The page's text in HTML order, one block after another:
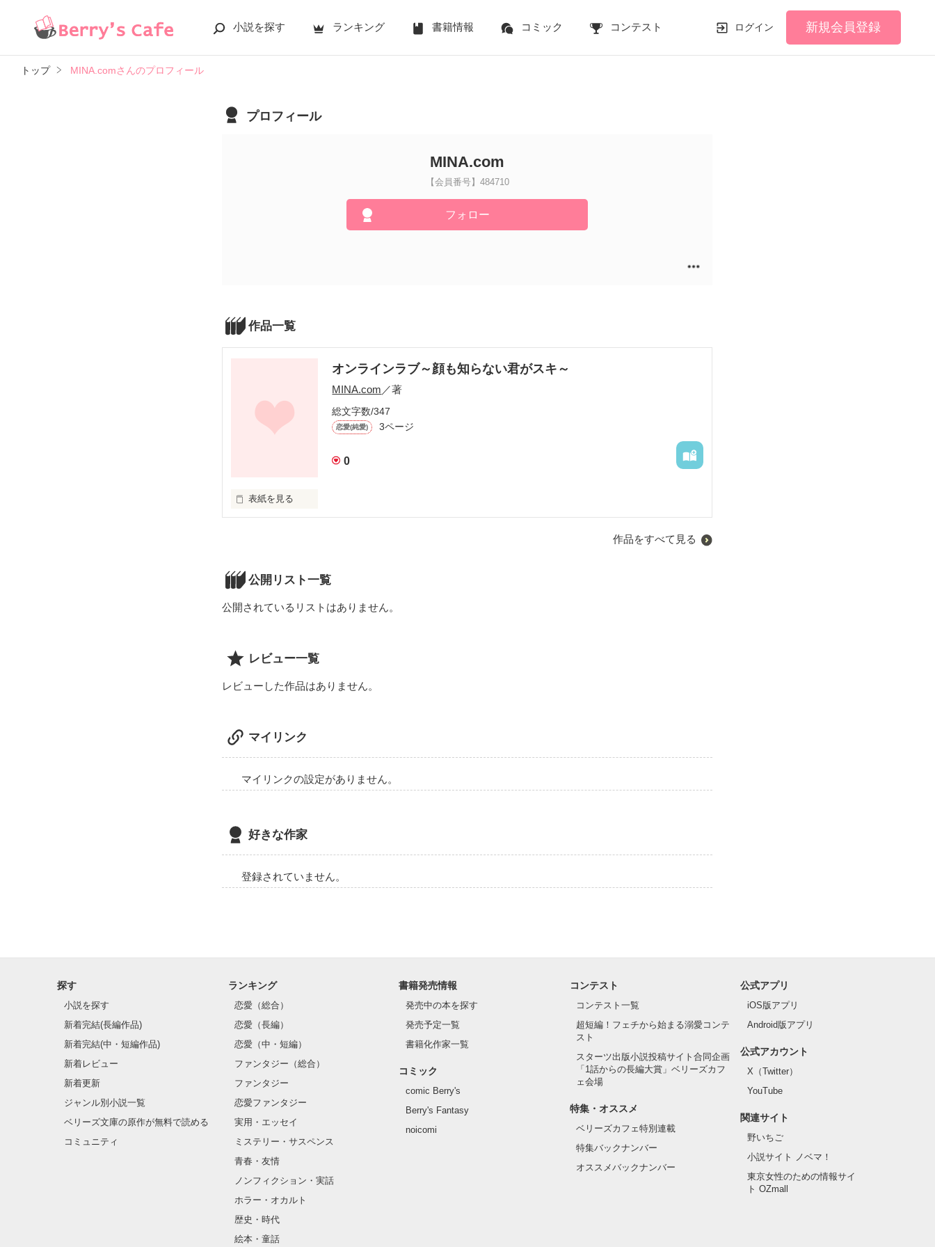
小説を探す ランキング 書籍情報 コミック コンテスト ログイン 新規会員登録
トップ MINA.comさんのプロフィール
プロフィール
MINA.com
【会員番号】484710
フォロー
作品一覧
オンラインラブ～顔も知らない君がスキ～
MINA.com／著
総文字数/347
恋愛(純愛) 3ページ
0
表紙を見る
作品をすべて見る
公開リスト一覧
公開されているリストはありません。
レビュー一覧
レビューした作品はありません。
マイリンク
マイリンクの設定がありません。
好きな作家
登録されていません。
探す
小説を探す
新着完結(長編作品)
新着完結(中・短編作品)
新着レビュー
新着更新
ジャンル別小説一覧
ベリーズ文庫の原作が無料で読める
コミュニティ
ランキング
恋愛（総合）
恋愛（長編）
恋愛（中・短編）
ファンタジー（総合）
ファンタジー
恋愛ファンタジー
実用・エッセイ
ミステリー・サスペンス
青春・友情
ノンフィクション・実話
ホラー・オカルト
歴史・時代
絵本・童話
書籍発売情報
発売中の本を探す
発売予定一覧
書籍化作家一覧
コミック
comic Berry's
Berry's Fantasy
noicomi
コンテスト
コンテスト一覧
超短編！フェチから始まる溺愛コンテ
スト
スターツ出版小説投稿サイト合同企画
「1話からの長編大賞」ベリーズカフ
ェ会場
特集・オススメ
ベリーズカフェ特別連載
特集バックナンバー
オススメバックナンバー
公式アプリ
iOS版アプリ
Android版アプリ
公式アカウント
X（Twitter）
YouTube
関連サイト
野いちご
小説サイト ノベマ！
東京女性のための情報サイ
ト OZmall